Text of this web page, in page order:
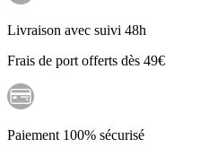
Livraison avec suivi 48h
Frais de port offerts dès 49€
Paiement 100% sécurisé